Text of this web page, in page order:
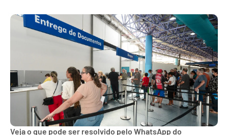
Veja o que pode ser resolvido pelo WhatsApp do